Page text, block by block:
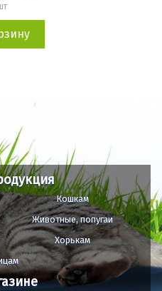
Кошкам
Животные, попугаи
Хорькам